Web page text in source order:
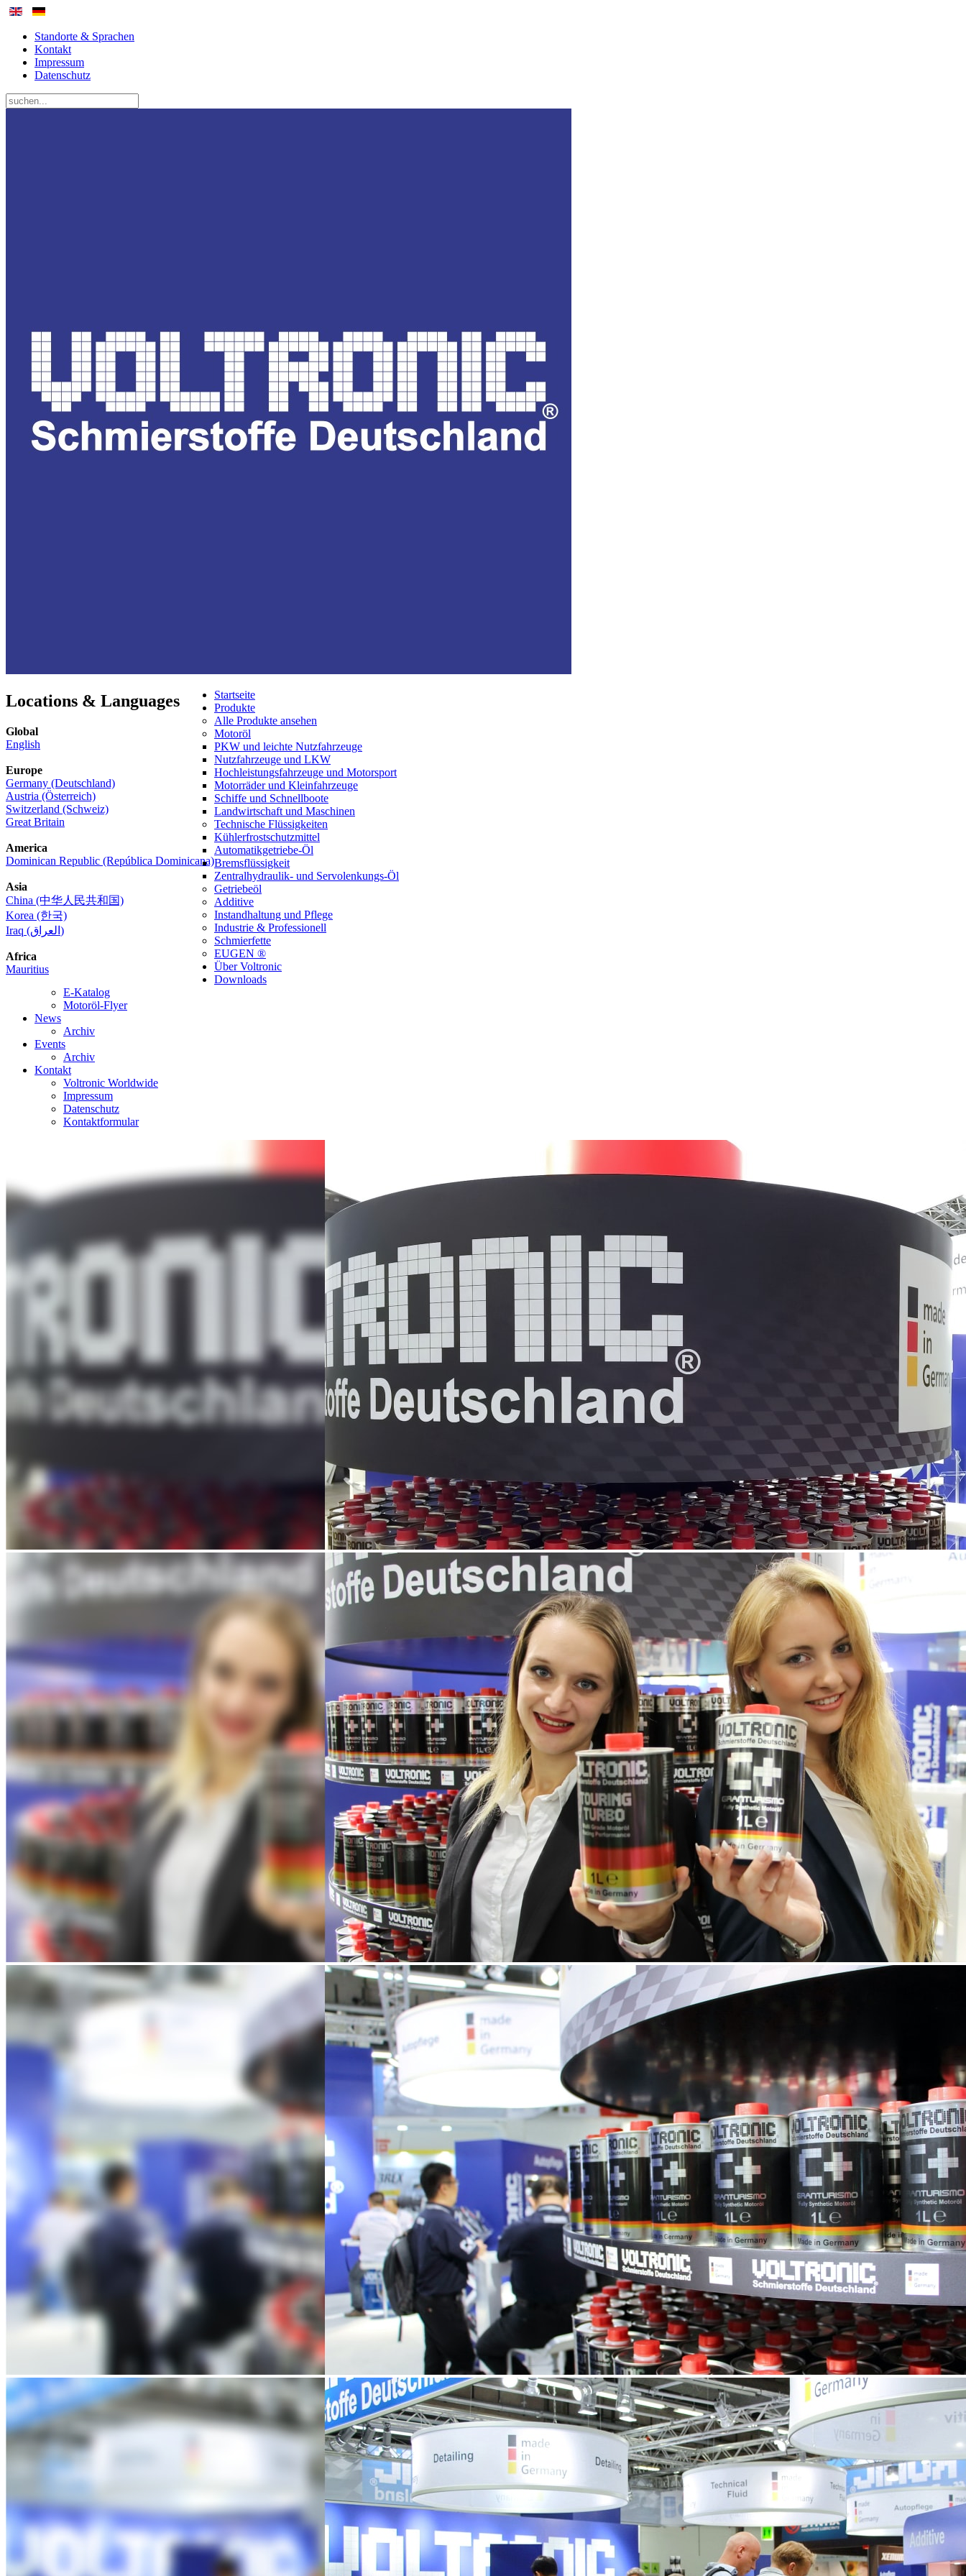
Standorte & Sprachen
Kontakt
Impressum
Datenschutz
Locations & Languages
Global
English
Europe
Germany (Deutschland)
Austria (Österreich)
Switzerland (Schweiz)
Great Britain
America
Dominican Republic (República Dominicana)
Asia
China (中华人民共和国)
Korea (한국)
Iraq (العراق)
Africa
Mauritius
Startseite
Produkte
Alle Produkte ansehen
Motoröl
PKW und leichte Nutzfahrzeuge
Nutzfahrzeuge und LKW
Hochleistungsfahrzeuge und Motorsport
Motorräder und Kleinfahrzeuge
Schiffe und Schnellboote
Landwirtschaft und Maschinen
Technische Flüssigkeiten
Kühlerfrostschutzmittel
Automatikgetriebe-Öl
Bremsflüssigkeit
Zentralhydraulik- und Servolenkungs-Öl
Getriebeöl
Additive
Instandhaltung und Pflege
Industrie & Professionell
Schmierfette
EUGEN ®
Über Voltronic
Downloads
E-Katalog
Motoröl-Flyer
News
Archiv
Events
Archiv
Kontakt
Voltronic Worldwide
Impressum
Datenschutz
Kontaktformular